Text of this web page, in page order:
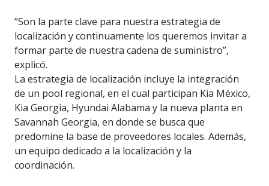
“Son la parte clave para nuestra estrategia de
localización y continuamente los queremos invitar a
formar parte de nuestra cadena de suministro”,
explicó.
La estrategia de localización incluye la integración
de un pool regional, en el cual participan Kia México,
Kia Georgia, Hyundai Alabama y la nueva planta en
Savannah Georgia, en donde se busca que
predomine la base de proveedores locales. Además,
un equipo dedicado a la localización y la
coordinación.